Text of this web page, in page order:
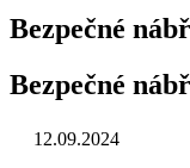
Bezpečné
Bezpečné
12.09.2024